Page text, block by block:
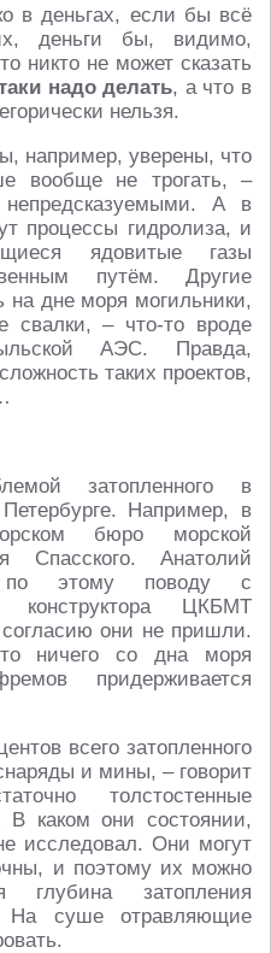
в деньгах, если бы всё
деньги бы, видимо,
никто не может сказать
надо делать, а что в
нельзя.
например, уверены, что
вообще не трогать, –
А в
процессы гидролиза, и
ядовитые газы
путём. Другие
на дне моря могильники,
свалки, – что-то вроде
АЭС. Правда,
таких проектов,
затопленного в
Например, в
бюро морской
Спасского. Анатолий
по этому поводу с
конструктора ЦКБМТ
они не пришли.
ничего со дна моря
придерживается
всего затопленного
и мины, – говорит
толстостенные
В каком они состоянии,
исследовал. Они могут
и поэтому их можно
затопления
На суше отравляющие